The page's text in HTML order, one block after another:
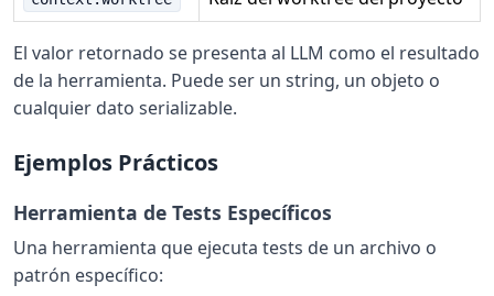
El valor retornado se presenta al LLM como el resultado
de la herramienta. Puede ser un string, un objeto o
cualquier dato serializable.
Ejemplos Prácticos
Herramienta de Tests Específicos
Una herramienta que ejecuta tests de un archivo o
patrón específico: